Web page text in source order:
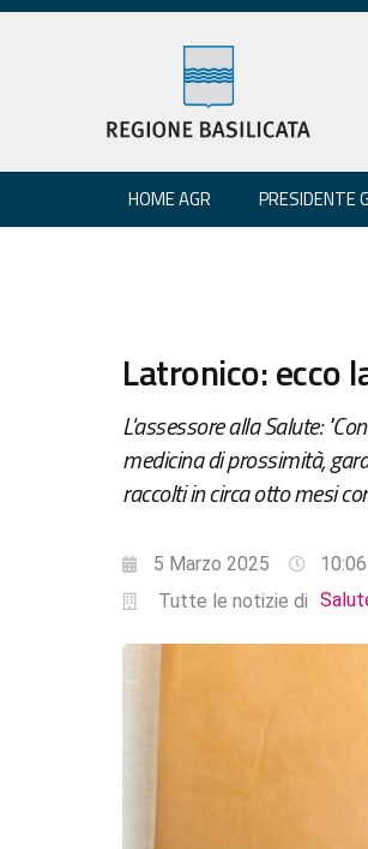
HOME AGR PRESIDENTE
Latronico: ecco
L'assessore alla Salute:
medicina di prossimità,
raccolti in circa otto mesi
5 Marzo 2025 10:06
Tutte le notizie di